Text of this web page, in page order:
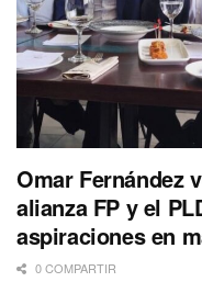
Omar Fernández
alianza FP y el
aspiraciones en
0 COMPARTIR